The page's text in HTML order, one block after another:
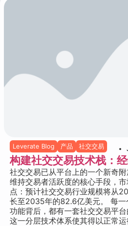
Leverate Blog 产品 社交交易
构建社交交易技术栈：
社交交易已从平台上的一个新奇
维持交易者活跃度的核心手段，
点：预计社交交易行业规模将从
长至2035年的82.6亿美元。 每一
功能背后，都有一套社交交易平
这一分层技术体系使其得以正常运